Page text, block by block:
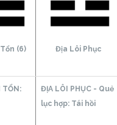
(6) Địa Lôi Phục
TỔN:
ĐỊA LÔI PHỤC - Quẻ
lục hợp: Tái hồi